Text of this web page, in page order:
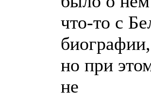
что-то с
биографии,
но при
не